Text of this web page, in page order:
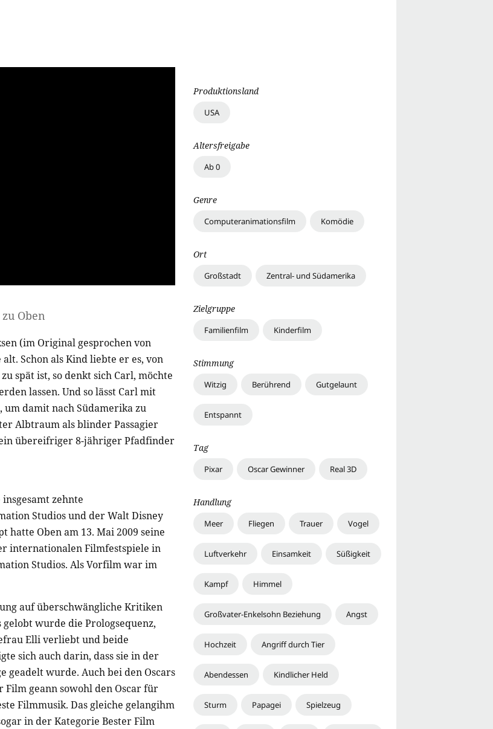
Oben
(im Original gesprochen von
Schon als Kind liebte er es, von
spät ist, so denkt sich Carl, möchte
lassen. Und so lässt Carl mit
um damit nach Südamerika zu
Albtraum als blinder Passagier
übereifriger 8-jähriger Pfadfinder
zehnte
Studios und der Walt Disney
Oben am 13. Mai 2009 seine
internationalen Filmfestspiele in
Studios. Als Vorfilm war im
auf überschwängliche Kritiken
wurde die Prologsequenz,
Elli verliebt und beide
sich auch darin, dass sie in der
geadelt wurde. Auch bei den Oscars
geann sowohl den Oscar für
Filmmusik. Das gleiche gelangihm
in der Kategorie Bester Film
Produktionsland
USA
Altersfreigabe
Ab 0
Genre
Computeranimationsfilm Komödie
Ort
Großstadt Zentral- und Südamerika
Zielgruppe
Familienfilm Kinderfilm
Stimmung
Witzig Berührend Gutgelaunt
Entspannt
Tag
Pixar Oscar Gewinner Real 3D
Handlung
Meer Fliegen Trauer Vogel
Luftverkehr Einsamkeit Süßigkeit
Kampf Himmel
Großvater-Enkelsohn Beziehung Angst
Hochzeit Angriff durch Tier
Abendessen Kindlicher Held
Sturm Papagei Spielzeug